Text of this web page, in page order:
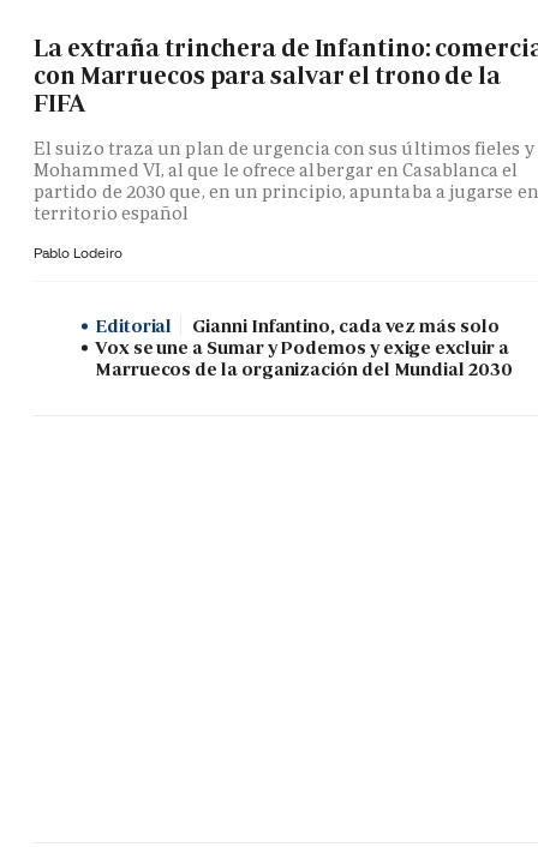
La extraña trinchera de Infantino:
con Marruecos para salvar el trono de la
FIFA
El suizo traza un plan de urgencia con sus últimos fieles y
Mohammed VI, al que le ofrece albergar en Casablanca el
partido de 2030 que, en un principio, apuntaba a jugarse en
territorio español
Pablo Lodeiro
Editorial
Gianni Infantino, cada vez más solo
Vox se une a Sumar y Podemos y exige excluir a
Marruecos de la organización del Mundial 2030